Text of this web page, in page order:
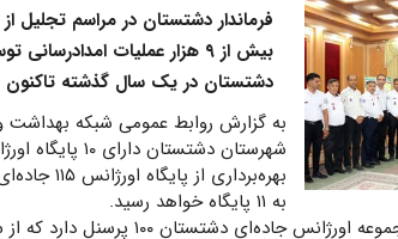
دشتستان در یک سال گذشته تاکنون
به گزارش روابط عمومی شبکه بهداشت
شهرستان
به ۱۱ پایگاه خواهد رسید.